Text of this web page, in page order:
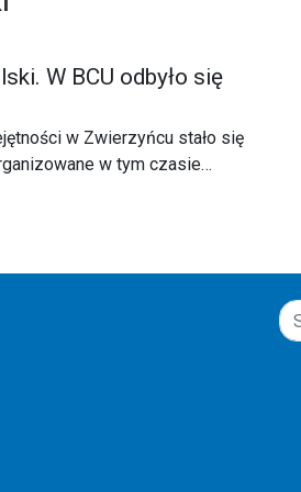
W BCU odbyło się
w Zwierzyńcu stało się
w tym czasie